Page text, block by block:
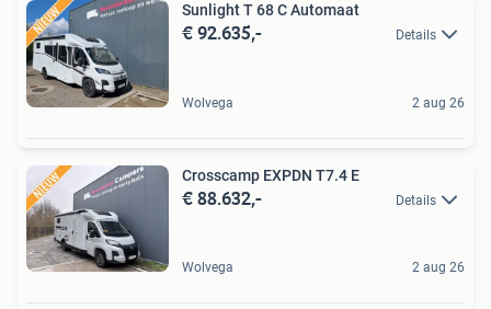
Sunlight T 68 C Automaat
€ 92.635,- Details
Wolvega 2 aug 26
Crosscamp EXPDN T7.4 E
€ 88.632,- Details
Wolvega 2 aug 26